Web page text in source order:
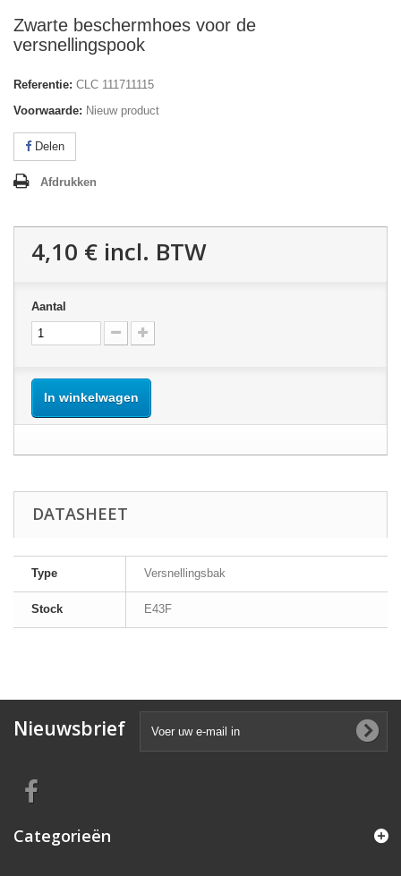
Zwarte beschermhoes voor de
versnellingspook
Referentie: CLC 111711115
Voorwaarde: Nieuw product
Delen
Afdrukken
4,10 € incl. BTW
Aantal
In winkelwagen
DATASHEET
Type Versnellingsbak
Stock E43F
Nieuwsbrief
Categorieën